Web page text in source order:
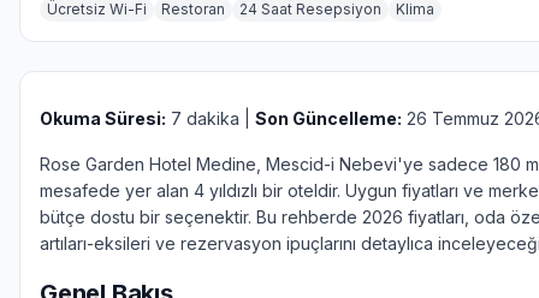
Ücretsiz Wi-Fi Restoran 24 Saat Resepsiyon Klima
Okuma Süresi: 7 dakika | Son Güncelleme: 26 Temmuz
Rose Garden Hotel Medine, Mescid-i Nebevi'ye sadece 180
mesafede yer alan 4 yıldızlı bir oteldir. Uygun fiyatları ve
bütçe dostu bir seçenektir. Bu rehberde 2026 fiyatları, oda
artıları-eksileri ve rezervasyon ipuçlarını detaylıca